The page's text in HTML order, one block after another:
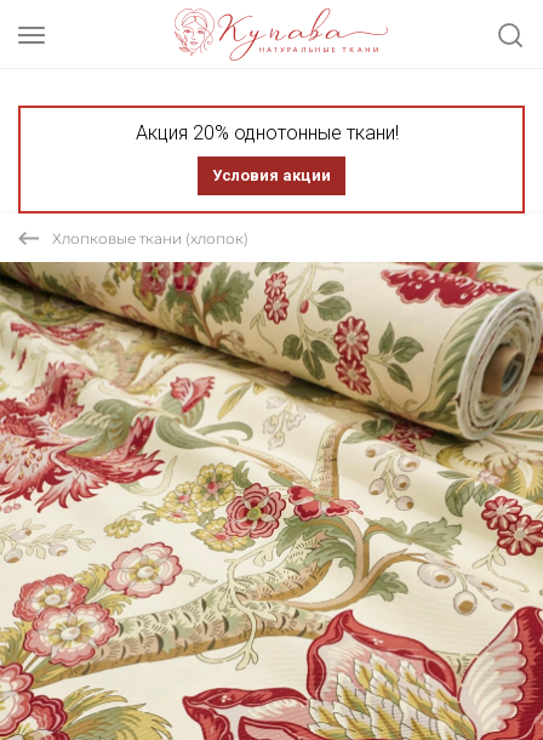
Акция 20% однотонные ткани!
Условия акции
Хлопковые ткани (хлопок)